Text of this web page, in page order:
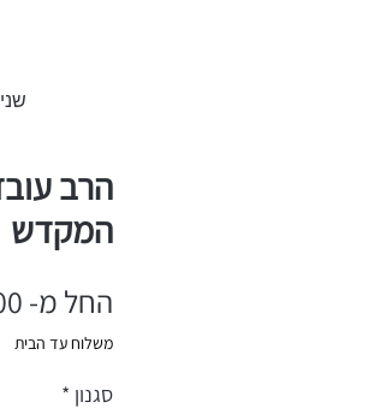
הרב
המקדש
החל מ- ₪
מחיר
מבצע
משלוח עד הבית
סגנון *